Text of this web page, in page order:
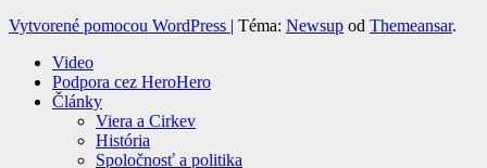
Vytvorené pomocou WordPress | Téma: Newsup od Themeansar.
Video
Podpora cez HeroHero
Články
Viera a Cirkev
História
Spoločnosť a politika